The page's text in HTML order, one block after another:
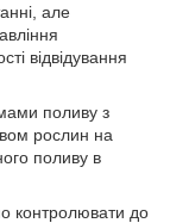
але
відвідування
поливу з
рослин на
поливу в
контролювати до